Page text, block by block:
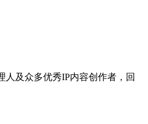
人及众多优秀IP内容创作者，回